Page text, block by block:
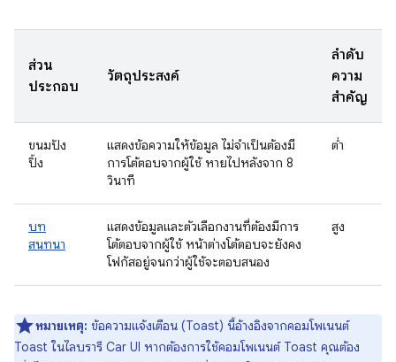
ส่วน
ประกอบ
วัตถุประสงค์
ลำดับ
ความ
สำคัญ
ขนมปัง
ปิ้ง
แสดงข้อความให้ข้อมูล ไม่จำเป็นต้องมี
การโต้ตอบจากผู้ใช้ หายไปหลังจาก 8
วินาที
ต่ำ
บท
สนทนา
แสดงข้อมูลและตัวเลือกงานที่ต้องมีการ
โต้ตอบจากผู้ใช้ หน้าต่างโต้ตอบจะยังคง
โฟกัสอยู่จนกว่าผู้ใช้จะตอบสนอง
สูง
หมายเหตุ: ข้อความแจ้งเตือน (Toast) นี้อ้างอิงจากคอมโพเนนต์
Toast ในไลบรารี Car UI หากต้องการใช้คอมโพเนนต์ Toast คุณต้อง